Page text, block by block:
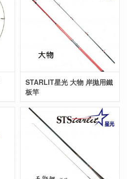
STARLIT星光 大物 岸拋用鐵
板竿